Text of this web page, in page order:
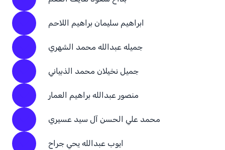
ابراهيم سليمان براهيم اللاحم
جميله عبدالله محمد الشهري
جميل نخيلان محمد الذبياني
منصور عبدالله براهيم العمار
محمد علي الحسن آل سيد عسيري
ايوب عبدالله يحي جراح